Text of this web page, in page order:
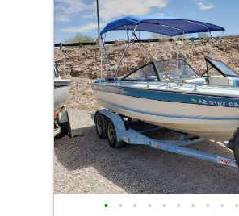
• • • • • • • • • •